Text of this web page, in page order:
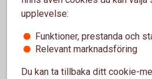
en stark tro på sin idé har han
att gå sin egen väg, ta ansvar och
har han skapat en växande
upplevelse:
Funktioner, prestanda och
Relevant marknadsföring
Du kan ta tillbaka ditt cookie-